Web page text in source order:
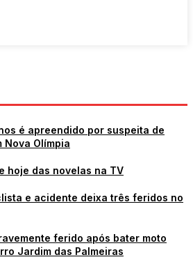
é apreendido por suspeita de
Olímpia
hoje das novelas na TV
e acidente deixa três feridos no
ferido após bater moto
Jardim das Palmeiras